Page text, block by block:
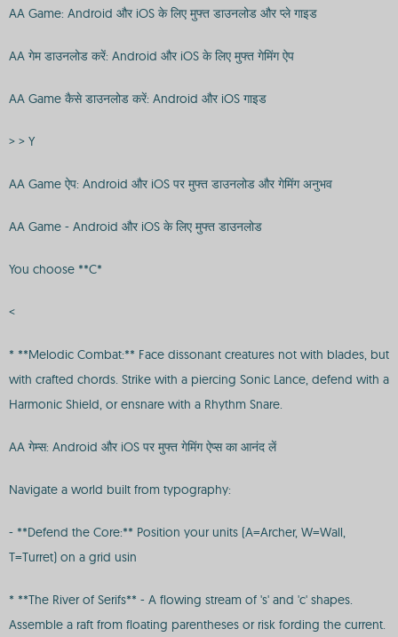
AA Game: Android और iOS के लिए मुफ्त डाउनलोड और प्ले गाइड
AA गेम डाउनलोड करें: Android और iOS के लिए मुफ्त गेमिंग ऐप
AA Game कैसे डाउनलोड करें: Android और iOS गाइड
> > Y
AA Game ऐप: Android और iOS पर मुफ्त डाउनलोड और गेमिंग अनुभव
AA Game - Android और iOS के लिए मुफ्त डाउनलोड
You choose **C*
<
* **Melodic Combat:** Face dissonant creatures not with blades, but
with crafted chords. Strike with a piercing Sonic Lance, defend with a
Harmonic Shield, or ensnare with a Rhythm Snare.
AA गेम्स: Android और iOS पर मुफ्त गेमिंग ऐप्स का आनंद लें
Navigate a world built from typography:
- **Defend the Core:** Position your units (A=Archer, W=Wall,
T=Turret) on a grid usin
* **The River of Serifs** - A flowing stream of 's' and 'c' shapes.
Assemble a raft from floating parentheses or risk fording the current.